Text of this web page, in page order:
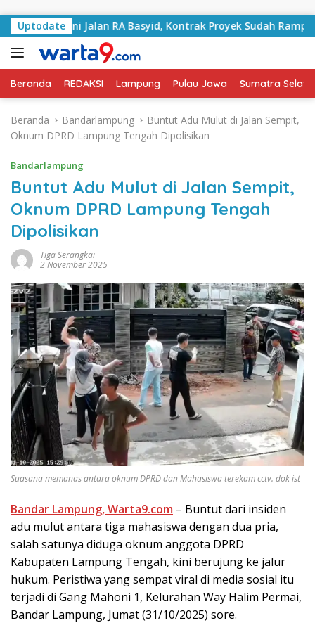
Uptodate
Jalan RA Basyid, Kontrak Proyek Sudah Rampung
Beranda REDAKSI Lampung Pulau Jawa Sumatra
Beranda Bandarlampung
Buntut Adu Mulut di Jalan Sempit,
Oknum DPRD Lampung Tengah Dipolisikan
Bandarlampung
Buntut Adu Mulut di Jalan Sempit,
Oknum DPRD Lampung Tengah
Dipolisikan
Tiga Serangkai
2 November 2025
Suasana memanas antara oknum DPRD dan Mahasiswa terekam cctv. dok ist
Bandar Lampung, Warta9.com – Buntut dari insiden
adu mulut antara tiga mahasiswa dengan dua pria,
salah satunya diduga oknum anggota DPRD
Kabupaten Lampung Tengah, kini berujung ke jalur
hukum. Peristiwa yang sempat viral di media sosial itu
terjadi di Gang Mahoni 1, Kelurahan Way Halim Permai,
Bandar Lampung, Jumat (31/10/2025) sore.